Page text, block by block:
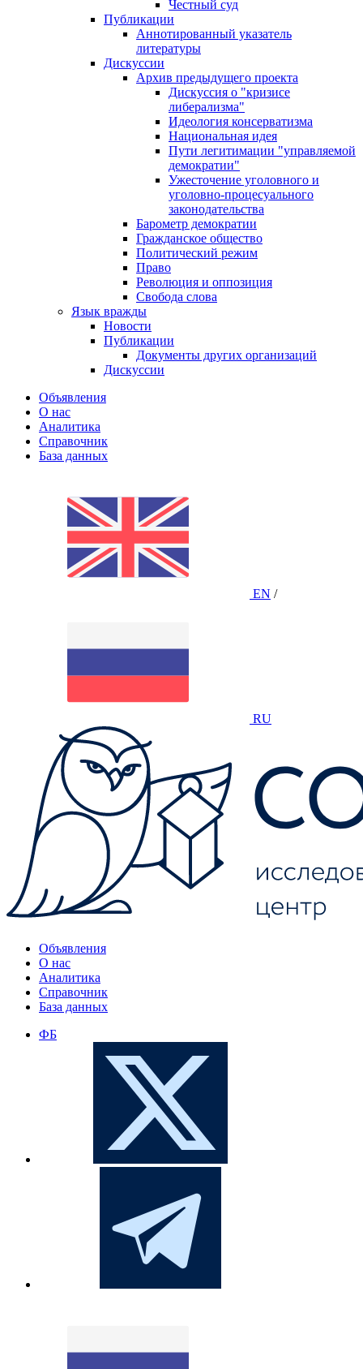
Честный суд
Публикации
Аннотированный указатель
литературы
Дискуссии
Архив предыдущего проекта
Дискуссия о "кризисе
либерализма"
Идеология консерватизма
Национальная идея
Пути легитимации "управляемой
демократии"
Ужесточение уголовного и
уголовно-процесуального
законодательства
Барометр демократии
Гражданское общество
Политический режим
Право
Революция и оппозиция
Свобода слова
Язык вражды
Новости
Публикации
Документы других организаций
Дискуссии
Объявления
О нас
Аналитика
Справочник
База данных
EN /
RU
Объявления
О нас
Аналитика
Справочник
База данных
ФБ